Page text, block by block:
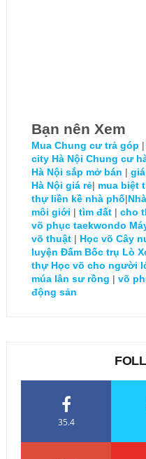
Bạn nên Xem
Mua Chung cư trả góp |
city Hà Nội Chung cư
Hà Nội sắp mở bán |
Hà Nội giá rẻ| mua biệt
thự liền kề nhà phố|
môi giới | tìm đất | cho
võ phục taekwondo
võ thuật| Học võ Cây
luyện Đấm Bốc trụ Lò
thự Học võ cho người
múa lân sư rồng | võ
động sản
35.4